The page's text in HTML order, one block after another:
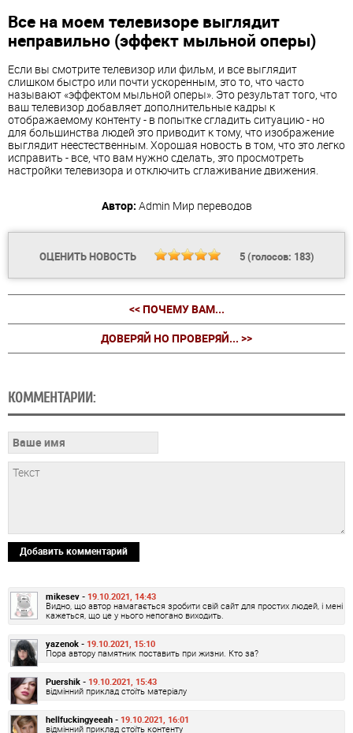
Все на моем телевизоре выглядит
неправильно (эффект мыльной оперы)
Если вы смотрите телевизор или фильм, и все выглядит
слишком быстро или почти ускоренным, это то, что часто
называют «эффектом мыльной оперы». Это результат того, что
ваш телевизор добавляет дополнительные кадры к
отображаемому контенту - в попытке сгладить ситуацию - но
для большинства людей это приводит к тому, что изображение
выглядит неестественным. Хорошая новость в том, что это легко
исправить - все, что вам нужно сделать, это просмотреть
настройки телевизора и отключить сглаживание движения.
Автор: Admin Мир переводов
ОЦЕНИТЬ НОВОСТЬ 5(голосов: 183)
<< ПОЧЕМУ ВАМ...
ДОВЕРЯЙ НО ПРОВЕРЯЙ... >>
КОММЕНТАРИИ:
Добавить комментарий
mikesev - 19.10.2021, 14:43
Видно, що автор намагається зробити свій сайт для простих людей, і мені
кажеться, що це у нього непогано виходить.
yazenok - 19.10.2021, 15:10
Пора автору памятник поставить при жизни. Кто за?
Puershik - 19.10.2021, 15:43
відмінний приклад стоїть матеріалу
hellfuckingyeeah - 19.10.2021, 16:01
відмінний приклад стоїть контенту